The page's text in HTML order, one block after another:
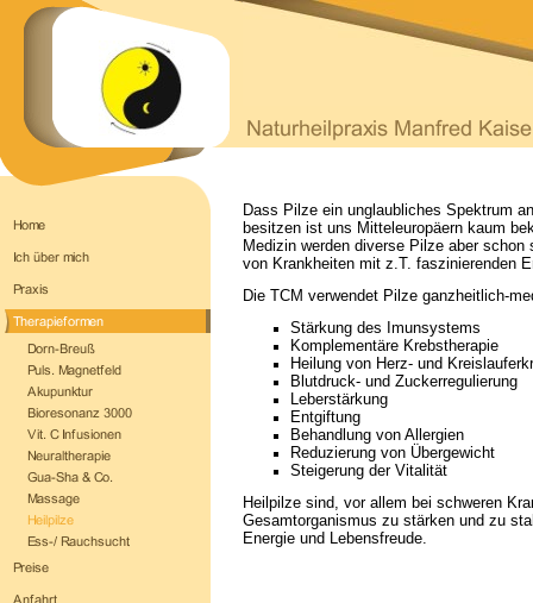
Dass Pilze ein unglaubliches Spektrum
besitzen ist uns Mitteleuropäern kaum
Medizin werden diverse Pilze aber schon
von Krankheiten mit z.T. faszinierenden
Die TCM verwendet Pilze ganzheitlich-
Stärkung des Imunsystems
Komplementäre Krebstherapie
Heilung von Herz- und
Blutdruck- und Zuckerregulierung
Leberstärkung
Entgiftung
Behandlung von Allergien
Reduzierung von Übergewicht
Steigerung der Vitalität
Heilpilze sind, vor allem bei schweren
Gesamtorganismus zu stärken und zu
Energie und Lebensfreude.